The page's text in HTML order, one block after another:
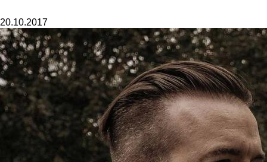
20.10.2017